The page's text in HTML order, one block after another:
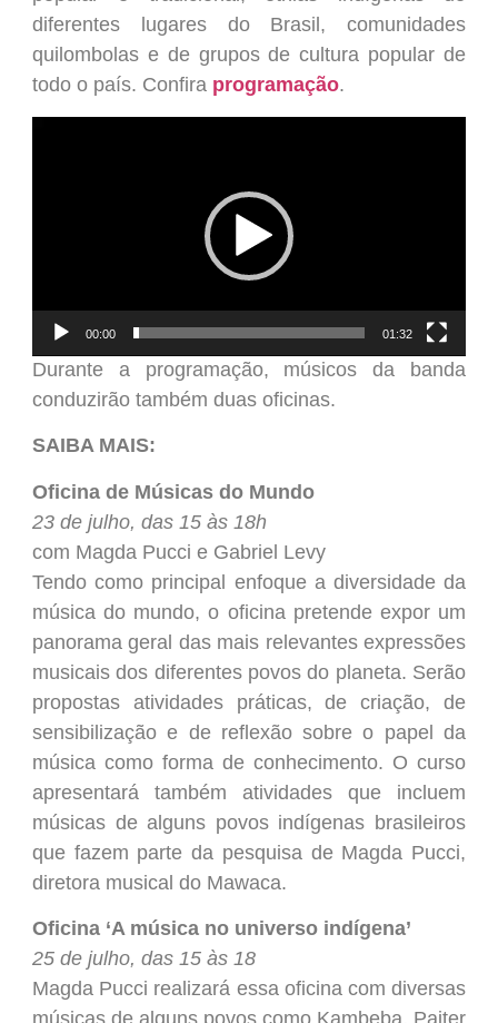
diferentes lugares do Brasil, comunidades
quilombolas e de grupos de cultura popular de
todo o país. Confira programação
Tocador
Durante a programação, músicos da banda
conduzirão também duas oficinas.
SAIBA MAIS:
Oficina de Músicas do Mundo
23 de julho, das 15 às 18h
com Magda Pucci e Gabriel Levy
Tendo como principal enfoque a diversidade da
música do mundo, o oficina pretende expor um
panorama geral das mais relevantes expressões
musicais dos diferentes povos do planeta. Serão
propostas atividades práticas, de criação, de
sensibilização e de reflexão sobre o papel da
música como forma de conhecimento. O curso
apresentará também atividades que incluem
músicas de alguns povos indígenas brasileiros
que fazem parte da pesquisa de Magda Pucci,
diretora musical do Mawaca.
Oficina ‘A música no universo indígena’
25 de julho, das 15 às 18
Magda Pucci realizará essa oficina com diversas
músicas de alguns povos como Kambeba, Paiter